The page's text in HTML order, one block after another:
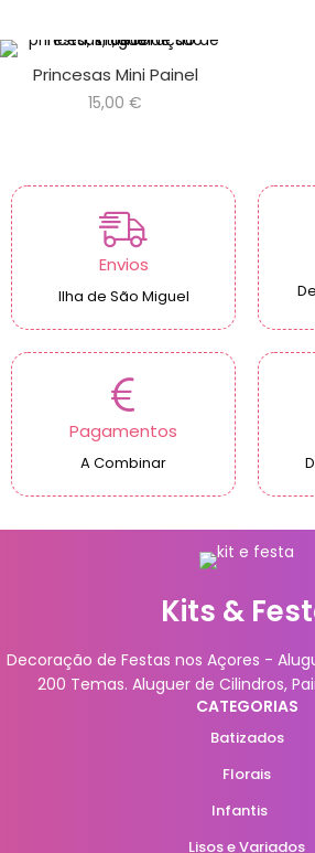
Princesas Mini Painel
15,00 €
Envios
Ilha de São Miguel
Pagamentos
A Combinar
Kits &
Decoração de Festas nos Açores -
200 Temas. Aluguer de Cilindros,
CATEGORIAS
Batizados
Florais
Infantis
Lisos e Variados